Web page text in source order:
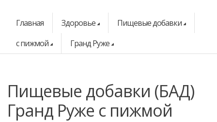
Главная Здоровье
Пищевые добавки
с пижмой
Гранд Руже
Пищевые добавки (БАД)
Гранд Руже с пижмой